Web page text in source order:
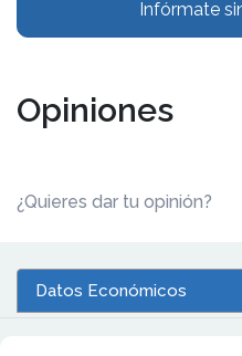
Infórmate
Opiniones
¿Quieres dar tu opinión?
Datos Económicos